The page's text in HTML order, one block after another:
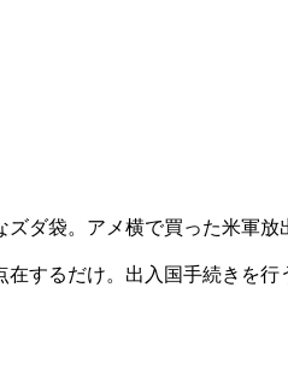
ダ袋。アメ横で買った米軍放
するだけ。出入国手続きを行